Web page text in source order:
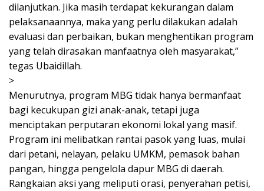
dilanjutkan. Jika masih terdapat kekurangan dalam
pelaksanaannya, maka yang perlu dilakukan adalah
evaluasi dan perbaikan, bukan menghentikan program
yang telah dirasakan manfaatnya oleh masyarakat,”
tegas Ubaidillah.
>
Menurutnya, program MBG tidak hanya bermanfaat
bagi kecukupan gizi anak-anak, tetapi juga
menciptakan perputaran ekonomi lokal yang masif.
Program ini melibatkan rantai pasok yang luas, mulai
dari petani, nelayan, pelaku UMKM, pemasok bahan
pangan, hingga pengelola dapur MBG di daerah.
Rangkaian aksi yang meliputi orasi, penyerahan petisi,